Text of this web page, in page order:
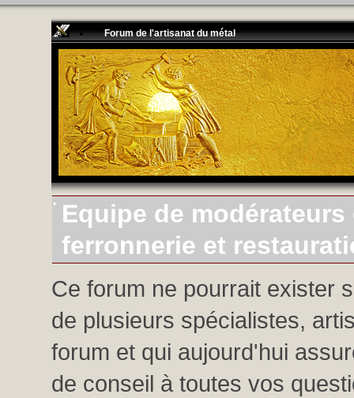
Forum de l'artisanat du métal
Equipe de
ferronnerie et
Ce forum ne pourrait exister
de plusieurs spécialistes,
forum et qui aujourd'hui
de conseil à toutes vos